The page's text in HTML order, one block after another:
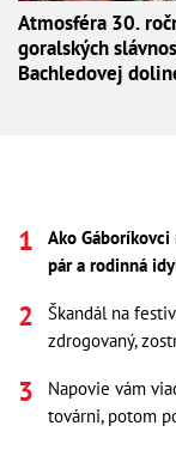
Atmosféra 30.
goralských
Bachledovej
Ako
pár a rodinná
Škandál na
zdrogovaný,
Napovie vám
továrni, potom